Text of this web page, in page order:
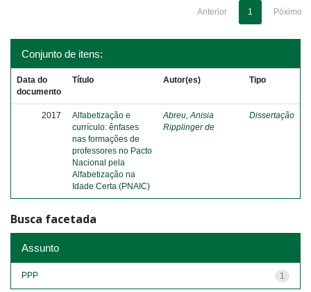
Anterior 1 Póximo
Conjunto de itens:
Data do
documento
Título Autor(es) Tipo
2017
Alfabetização e
currículo: ênfases
nas formações de
professores no Pacto
Nacional pela
Alfabetização na
Idade Certa (PNAIC)
Abreu, Anisia
Ripplinger de
Dissertação
Busca facetada
Assunto
1
PPP